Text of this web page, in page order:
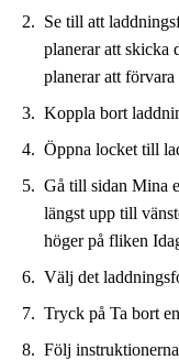
Se till att
planerar att skicka
planerar att förvara
Koppla bort
Öppna locket till
Gå till sidan Mina
längst upp till
höger på fliken
Välj det
Tryck på Ta bort
Följ